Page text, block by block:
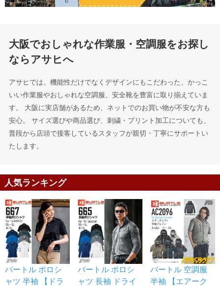
大阪でおしゃれな作業服・空調服をお探し
ならアサヒへ
アサヒでは、機能性だけでなくデザインにもこだわった、かっこ
いい作業服やおしゃれな空調服、安全靴を豊富に取り揃えていま
す。 大阪に実店舗があるため、ネットでのお買い物が不安な方も
安心。 サイズ選びや商品選び、刺繍・プリント加工についても、
普段から店頭で接客しているスタッフが親切・丁寧にサポートい
たします。
人気ランキング
バートル ポロシ
ャツ 半袖 【ドラ
バートル ポロシ
ャツ 長袖 ドライ
バートル 空調服
半袖 【エアーク